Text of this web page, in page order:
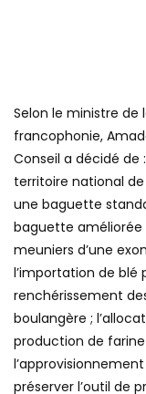
Selon le ministre
francophonie,
Conseil a décidé de
territoire national
une baguette
baguette améliorée
meuniers d’une
l’importation de blé
renchérissement
boulangère ;
production de farine
préserver l’outil de